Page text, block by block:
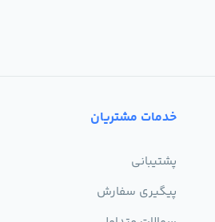
خدمات مشتریان
پشتیبانی
پیگیری سفارش